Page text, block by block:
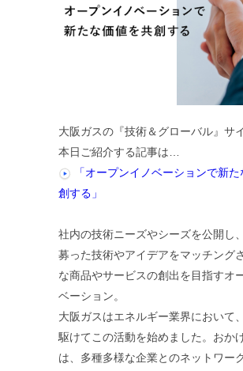
大阪ガスの『技術＆グローバル』サ
本日ご紹介する記事は…
「オープンイノベーションで新
創する」
社内の技術ニーズやシーズを公開し
募った技術やアイデアをマッチング
な商品やサービスの創出を目指すオ
ベーション。
大阪ガスはエネルギー業界において
駆けてこの活動を始めました。おか
は、多種多様な企業とのネットワー